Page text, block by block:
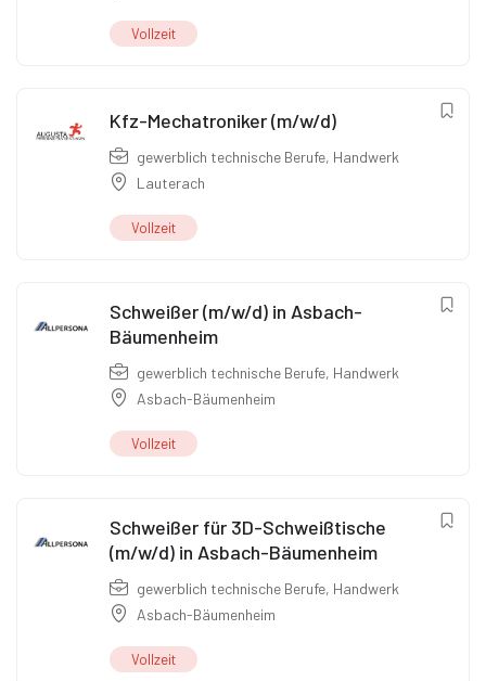
Vollzeit
Kfz-Mechatroniker (m/w/d)
gewerblich technische Berufe, Handwerk
Lauterach
Vollzeit
Schweißer (m/w/d) in Asbach-
Bäumenheim
gewerblich technische Berufe, Handwerk
Asbach-Bäumenheim
Vollzeit
Schweißer für 3D-Schweißtische
(m/w/d) in Asbach-Bäumenheim
gewerblich technische Berufe, Handwerk
Asbach-Bäumenheim
Vollzeit